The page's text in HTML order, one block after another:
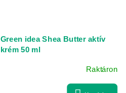
Green idea Shea Butter aktív
krém 50 ml
Raktáron